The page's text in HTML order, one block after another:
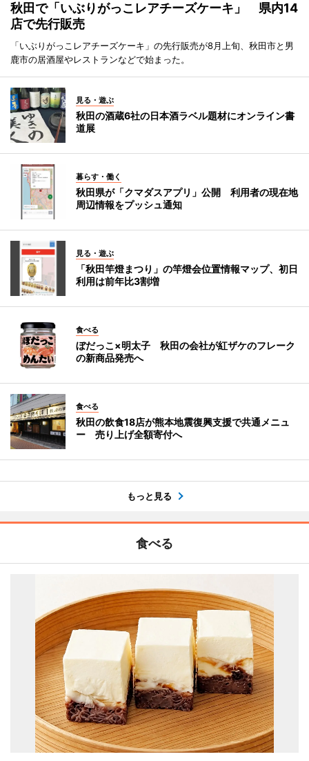
秋田で「いぶりがっこレアチーズケーキ」 県内14
店で先行販売
「いぶりがっこレアチーズケーキ」の先行販売が8月上旬、秋田市と男
鹿市の居酒屋やレストランなどで始まった。
見る・遊ぶ
秋田の酒蔵6社の日本酒ラベル題材にオンライン書
道展
暮らす・働く
秋田県が「クマダスアプリ」公開 利用者の現在地
周辺情報をプッシュ通知
見る・遊ぶ
「秋田竿燈まつり」の竿燈会位置情報マップ、初日
利用は前年比3割増
食べる
ぼだっこ×明太子 秋田の会社が紅ザケのフレーク
の新商品発売へ
食べる
秋田の飲食18店が熊本地震復興支援で共通メニュ
ー 売り上げ全額寄付へ
もっと見る
食べる